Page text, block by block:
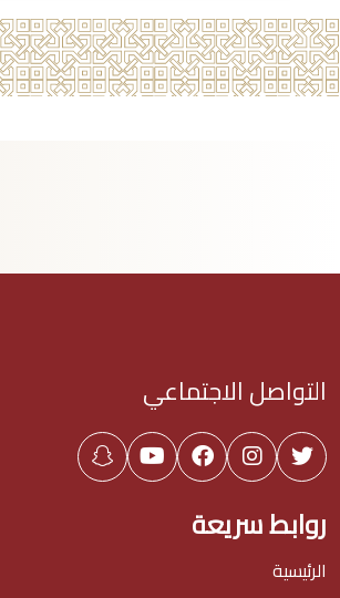
التواصل الاجتماعي
روابط سريعة
الرئيسية